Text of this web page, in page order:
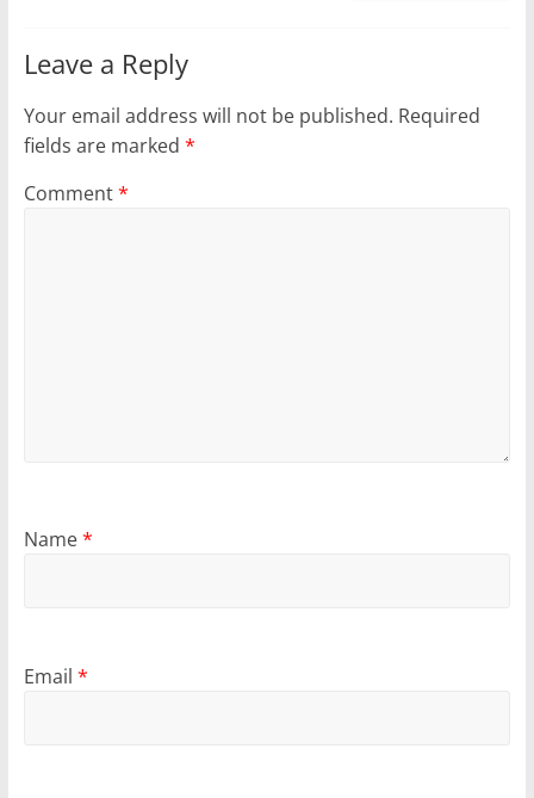
Leave a Reply
Your email address will not be published. Required
fields are marked *
Comment*
Name*
Email *